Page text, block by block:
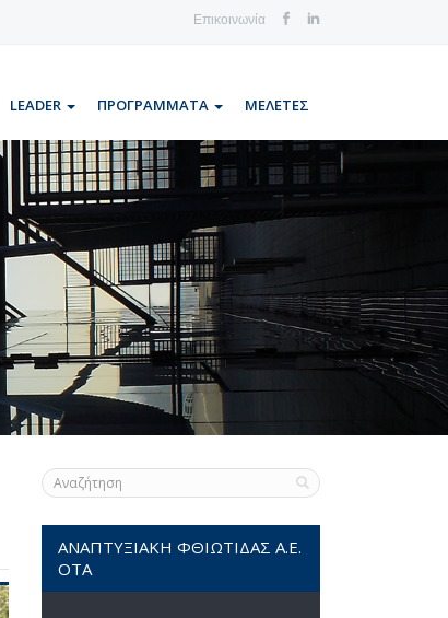
Επικοινωνία
LEADER ΠΡΟΓΡΑΜΜΑΤΑ ΜΕΛΕΤΕΣ
ΑΝΑΠΤΥΞΙΑΚΗ ΦΘΙΩΤΙΔΑΣ Α.Ε.
ΟΤΑ